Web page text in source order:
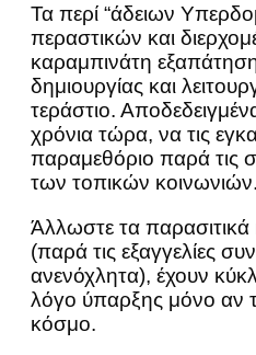
Τα περί “άδειων
περαστικών και
καραμπινάτη
δημιουργίας και
τεράστιο.
χρόνια τώρα, να τις
παραμεθόριο παρά τις
των τοπικών κοινωνιών.
Άλλωστε τα
(παρά τις εξαγγελίες
ανενόχλητα), έχουν
λόγο ύπαρξης μόνο αν
κόσμο.